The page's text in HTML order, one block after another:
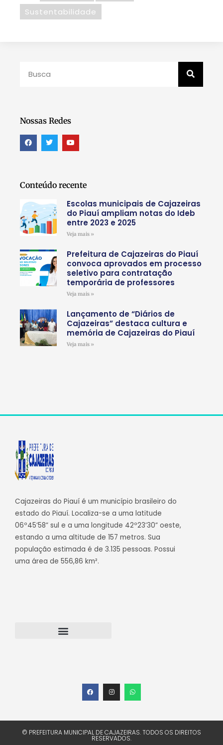
Sustentabilidade
Nossas Redes
Conteúdo recente
Escolas municipais de Cajazeiras
do Piauí ampliam notas do Ideb
entre 2023 e 2025
Veja mais »
Prefeitura de Cajazeiras do Piauí
convoca aprovados em processo
seletivo para contratação
temporária de professores
Veja mais »
Lançamento de “Diários de
Cajazeiras” destaca cultura e
memória de Cajazeiras do Piauí
Veja mais »
Cajazeiras do Piauí é um município brasileiro do
estado do Piauí. Localiza-se a uma latitude
06º45’58” sul e a uma longitude 42º23’30” oeste,
estando a uma altitude de 157 metros. Sua
população estimada é de 3.135 pessoas. Possui
uma área de 556,86 km².
© PREFEITURA MUNICIPAL DE CAJAZEIRAS. TODOS OS DIREITOS
RESERVADOS.